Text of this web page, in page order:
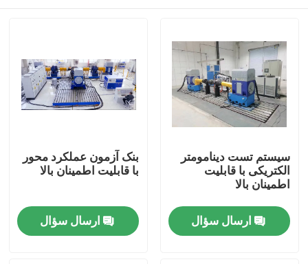
سیستم تست دینامومتر
الکتریکی با قابلیت
اطمینان بالا
ارسال سؤال
بنک آزمون عملکرد محور
با قابلیت اطمینان بالا
ارسال سؤال